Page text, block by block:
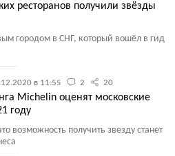
ресторанов получили звёзды
городом в СНГ, который вошёл в гид
в 11:55 2 20
Michelin оценят московские
году
возможность получить звезду станет